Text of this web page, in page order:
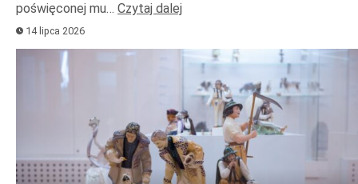
poświęconej mu… Czytaj dalej
14 lipca 2026
Odtwarzacz